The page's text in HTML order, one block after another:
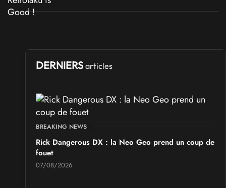
DERNIERS articles
BREAKING NEWS
Rick Dangerous DX : la Neo Geo prend un coup de
fouet
07/08/2026